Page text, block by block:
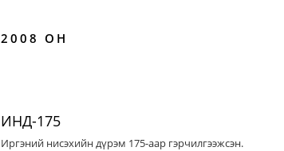
2008 ОН
ИНД-175
Иргэний нисэхийн дүрэм 175-аар гэрчилгээжсэн.